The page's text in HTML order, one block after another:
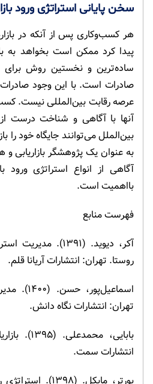
سخن پایانی استراتژی ورود
هر کسب‌وکاری پس از آنکه در
پیدا کرد ممکن است بخواهد به
ساده‌ترین و نخستین روش برای
صادرات است. با این وجود صادرات
عرصه رقابت بین‌المللی نیست.
آنها با آگاهی و شناخت درست از
بین‌الملل می‌توانند جایگاه خود را
به عنوان یک پژوهشگر بازاریابی و
آگاهی از انواع استراتژی ورود
بااهمیت است.
فهرست منابع
آکر، دیوید. (۱۳۹۱).
روستا. تهران: انتشارات آریانا قلم.
تهران: انتشارات نگاه دانش.
بابایی،
انتشارات سمت.
پورتر، مایکل.